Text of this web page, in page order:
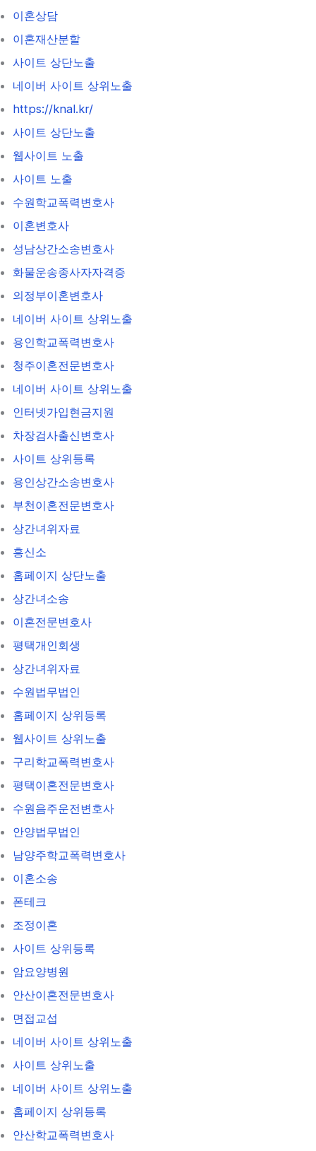
이혼상담
이혼재산분할
사이트 상단노출
네이버 사이트 상위노출
https://knal.kr/
사이트 상단노출
웹사이트 노출
사이트 노출
수원학교폭력변호사
이혼변호사
성남상간소송변호사
화물운송종사자자격증
의정부이혼변호사
네이버 사이트 상위노출
용인학교폭력변호사
청주이혼전문변호사
네이버 사이트 상위노출
인터넷가입현금지원
차장검사출신변호사
사이트 상위등록
용인상간소송변호사
부천이혼전문변호사
상간녀위자료
흥신소
홈페이지 상단노출
상간녀소송
이혼전문변호사
평택개인회생
상간녀위자료
수원법무법인
홈페이지 상위등록
웹사이트 상위노출
구리학교폭력변호사
평택이혼전문변호사
수원음주운전변호사
안양법무법인
남양주학교폭력변호사
이혼소송
폰테크
조정이혼
사이트 상위등록
암요양병원
안산이혼전문변호사
면접교섭
네이버 사이트 상위노출
사이트 상위노출
네이버 사이트 상위노출
홈페이지 상위등록
안산학교폭력변호사